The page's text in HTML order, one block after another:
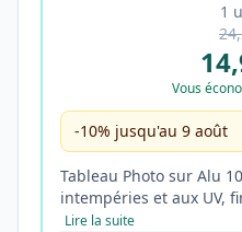
1
Vous
-10% jusqu'au 9 août
Tableau Photo sur Alu
intempéries et aux UV,
Lire la suite